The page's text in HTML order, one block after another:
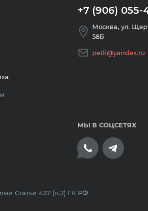
+7 (906) 055-
Москва, ул.
58Б
petli@yandex.ru
оплата
МЫ В СОЦСЕТЯХ
Статьи 437 (п.2) ГК РФ